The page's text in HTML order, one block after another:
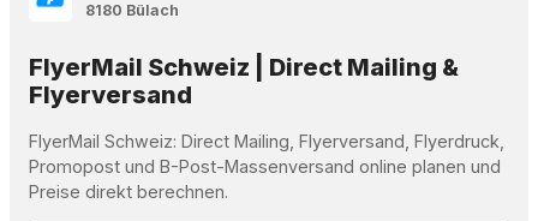
8180 Bülach
FlyerMail Schweiz | Direct Mailing &
Flyerversand
FlyerMail Schweiz: Direct Mailing, Flyerversand, Flyerdruck,
Promopost und B-Post-Massenversand online planen und
Preise direkt berechnen.